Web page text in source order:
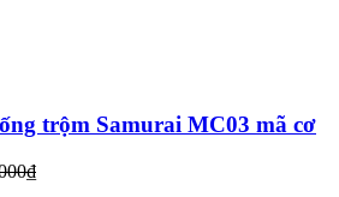
trộm Samurai MC03 mã cơ